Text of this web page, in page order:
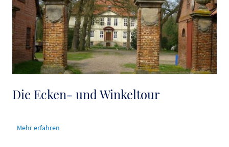
Die Ecken- und Winkeltour
Mehr erfahren